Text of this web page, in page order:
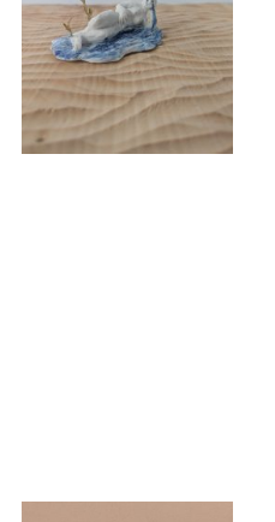
Geen bijschrift